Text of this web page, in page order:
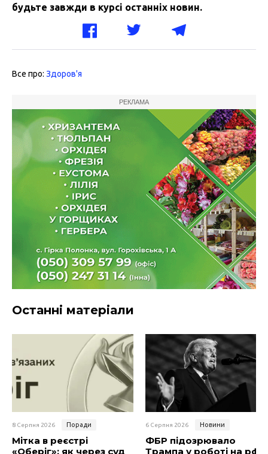
будьте завжди в курсі останніх новин.
Все про: Здоров'я
РЕКЛАМА
Останні матеріали
8 Серпня 2026 Поради
Мітка в реєстрі
«Оберіг»: як через суд
6 Серпня 2026 Новини
ФБР підозрювало
Трампа у роботі на рф